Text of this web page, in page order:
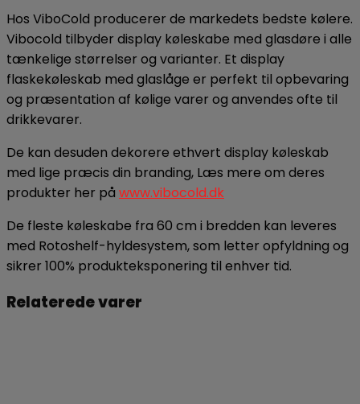
Hos ViboCold producerer de markedets bedste kølere.
Vibocold tilbyder display køleskabe med glasdøre i alle
tænkelige størrelser og varianter. Et display
flaskekøleskab med glaslåge er perfekt til opbevaring
og præsentation af kølige varer og anvendes ofte til
drikkevarer.
De kan desuden dekorere ethvert display køleskab
med lige præcis din branding, Læs mere om deres
produkter her på www.vibocold.dk
De fleste køleskabe fra 60 cm i bredden kan leveres
med Rotoshelf-hyldesystem, som letter opfyldning og
sikrer 100% produkteksponering til enhver tid.
Relaterede varer